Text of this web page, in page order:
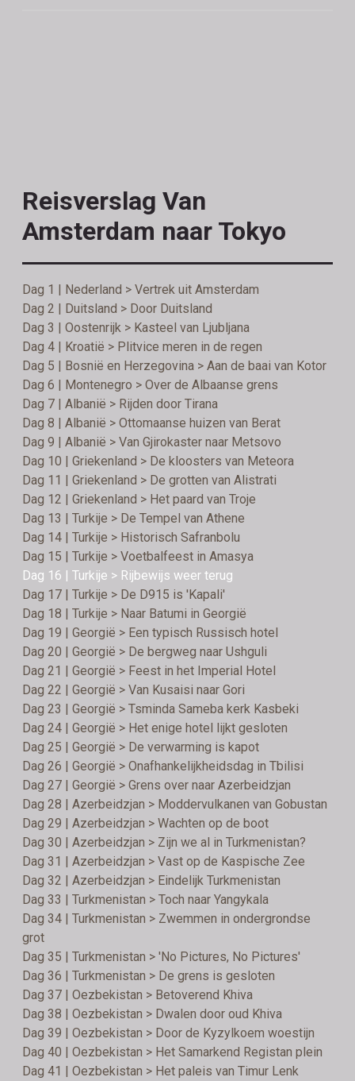
Reisverslag Van
Amsterdam naar Tokyo
Dag 1 | Nederland > Vertrek uit Amsterdam
Dag 2 | Duitsland > Door Duitsland
Dag 3 | Oostenrijk > Kasteel van Ljubljana
Dag 4 | Kroatië > Plitvice meren in de regen
Dag 5 | Bosnië en Herzegovina > Aan de baai van Kotor
Dag 6 | Montenegro > Over de Albaanse grens
Dag 7 | Albanië > Rijden door Tirana
Dag 8 | Albanië > Ottomaanse huizen van Berat
Dag 9 | Albanië > Van Gjirokaster naar Metsovo
Dag 10 | Griekenland > De kloosters van Meteora
Dag 11 | Griekenland > De grotten van Alistrati
Dag 12 | Griekenland > Het paard van Troje
Dag 13 | Turkije > De Tempel van Athene
Dag 14 | Turkije > Historisch Safranbolu
Dag 15 | Turkije > Voetbalfeest in Amasya
Dag 16 | Turkije > Rijbewijs weer terug
Dag 17 | Turkije > De D915 is 'Kapali'
Dag 18 | Turkije > Naar Batumi in Georgië
Dag 19 | Georgië > Een typisch Russisch hotel
Dag 20 | Georgië > De bergweg naar Ushguli
Dag 21 | Georgië > Feest in het Imperial Hotel
Dag 22 | Georgië > Van Kusaisi naar Gori
Dag 23 | Georgië > Tsminda Sameba kerk Kasbeki
Dag 24 | Georgië > Het enige hotel lijkt gesloten
Dag 25 | Georgië > De verwarming is kapot
Dag 26 | Georgië > Onafhankelijkheidsdag in Tbilisi
Dag 27 | Georgië > Grens over naar Azerbeidzjan
Dag 28 | Azerbeidzjan > Moddervulkanen van Gobustan
Dag 29 | Azerbeidzjan > Wachten op de boot
Dag 30 | Azerbeidzjan > Zijn we al in Turkmenistan?
Dag 31 | Azerbeidzjan > Vast op de Kaspische Zee
Dag 32 | Azerbeidzjan > Eindelijk Turkmenistan
Dag 33 | Turkmenistan > Toch naar Yangykala
Dag 34 | Turkmenistan > Zwemmen in ondergrondse
grot
Dag 35 | Turkmenistan > 'No Pictures, No Pictures'
Dag 36 | Turkmenistan > De grens is gesloten
Dag 37 | Oezbekistan > Betoverend Khiva
Dag 38 | Oezbekistan > Dwalen door oud Khiva
Dag 39 | Oezbekistan > Door de Kyzylkoem woestijn
Dag 40 | Oezbekistan > Het Samarkend Registan plein
Dag 41 | Oezbekistan > Het paleis van Timur Lenk